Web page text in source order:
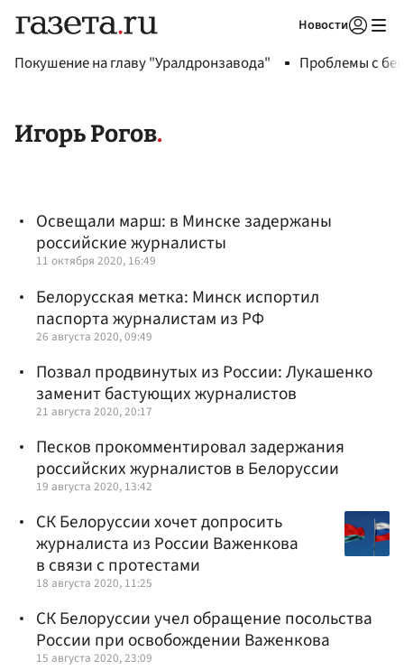
Новости
Покушение на главу "Уралдронзавода" Проблемы с
Игорь Рогов
Освещали марш: в Минске задержаны
российские журналисты
11 октября 2020, 16:49
Белорусская метка: Минск испортил
паспорта журналистам из РФ
26 августа 2020, 09:49
Позвал продвинутых из России: Лукашенко
заменит бастующих журналистов
21 августа 2020, 20:17
Песков прокомментировал задержания
российских журналистов в Белоруссии
19 августа 2020, 13:42
СК Белоруссии хочет допросить
журналиста из России Важенкова
в связи с протестами
18 августа 2020, 11:25
СК Белоруссии учел обращение посольства
России при освобождении Важенкова
15 августа 2020, 23:09